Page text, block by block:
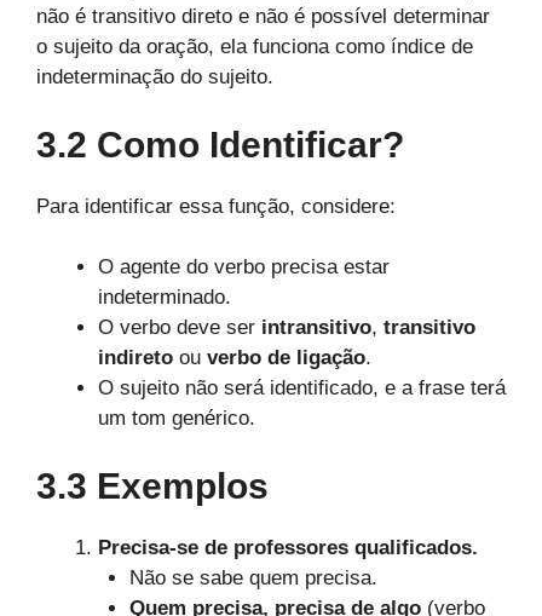
não é transitivo direto e não é possível determinar
o sujeito da oração, ela funciona como índice de
indeterminação do sujeito.
3.2 Como Identificar?
Para identificar essa função, considere:
O agente do verbo precisa estar
indeterminado.
O verbo deve ser intransitivo, transitivo
indireto ou verbo de ligação.
O sujeito não será identificado, e a frase terá
um tom genérico.
3.3 Exemplos
Precisa-se de professores qualificados.
Não se sabe quem precisa.
Quem precisa, precisa de algo(verbo